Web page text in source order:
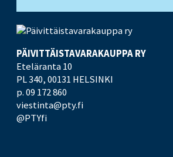
PÄIVITTÄISTAVARA­KAUPPA RY
Eteläranta 10
PL 340,00131 HELSINKI
p. 09 172 860
viestinta@pty.fi
@PTYfi